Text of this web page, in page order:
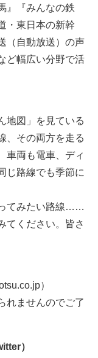
』『みんなの鉄
・東日本の新幹
（自動放送）の声
ど幅広い分野で活
地図」を見ている
、その両方を走る
車両も電車、ディ
じ路線でも季節に
てみたい路線……
てください。皆さ
）
れませんのでご了
）